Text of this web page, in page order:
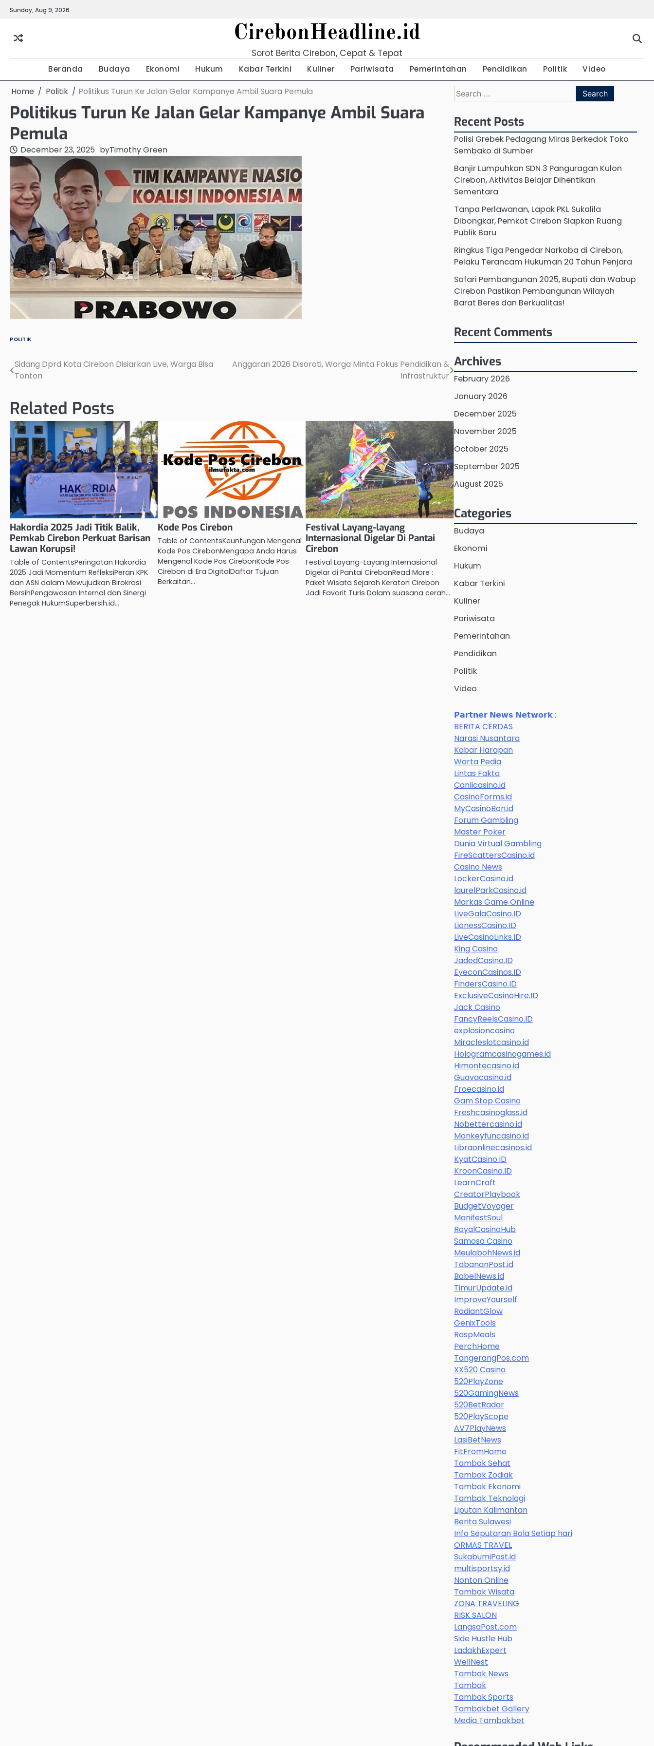
SkipSunday, Aug 9, 2026
CirebonHeadline.id
Sorot Berita Cirebon, Cepat & Tepat
Beranda Budaya Ekonomi Hukum Kabar Terkini Kuliner Pariwisata Pemerintahan Pendidikan Politik Video
Home Politik Politikus Turun Ke Jalan Gelar Kampanye Ambil Suara Pemula
Politikus Turun Ke Jalan Gelar Kampanye Ambil Suara
Pemula
December 23, 2025 byTimothy Green
POLITIK
Post
Sidang Dprd Kota Cirebon Disiarkan Live, Warga Bisa
Tonton
Anggaran 2026 Disoroti, Warga Minta Fokus Pendidikan &
Infrastruktur
Related Posts
Hakordia 2025 Jadi Titik Balik,
Pemkab Cirebon Perkuat Barisan
Lawan Korupsi!
Table of ContentsPeringatan Hakordia
2025 Jadi Momentum RefleksiPeran KPK
dan ASN dalam Mewujudkan Birokrasi
BersihPengawasan Internal dan Sinergi
Penegak HukumSuperbersih.id…
Kode Pos Cirebon
Table of ContentsKeuntungan Mengenal
Kode Pos CirebonMengapa Anda Harus
Mengenal Kode Pos CirebonKode Pos
Cirebon di Era DigitalDaftar Tujuan
Berkaitan…
Festival Layang-layang
Internasional Digelar Di Pantai
Cirebon
Festival Layang-Layang Internasional
Digelar di Pantai CirebonRead More :
Paket Wisata Sejarah Keraton Cirebon
Jadi Favorit Turis Dalam suasana cerah…
Search
for:
Recent Posts
Polisi Grebek Pedagang Miras Berkedok Toko
Sembako di Sumber
Banjir Lumpuhkan SDN 3 Panguragan Kulon
Cirebon, Aktivitas Belajar Dihentikan
Sementara
Tanpa Perlawanan, Lapak PKL Sukalila
Dibongkar, Pemkot Cirebon Siapkan Ruang
Publik Baru
Ringkus Tiga Pengedar Narkoba di Cirebon,
Pelaku Terancam Hukuman 20 Tahun Penjara
Safari Pembangunan 2025, Bupati dan Wabup
Cirebon Pastikan Pembangunan Wilayah
Barat Beres dan Berkualitas!
Recent Comments
Archives
February 2026
January 2026
December 2025
November 2025
October 2025
September 2025
August 2025
Categories
Budaya
Ekonomi
Hukum
Kabar Terkini
Kuliner
Pariwisata
Pemerintahan
Pendidikan
Politik
Video
𝗣𝗮𝗿𝘁𝗻𝗲𝗿 𝗡𝗲𝘄𝘀 𝗡𝗲𝘁𝘄𝗼𝗿𝗸 :
BERITA CERDAS
Narasi Nusantara
Kabar Harapan
Warta Pedia
Lintas Fakta
Canlicasino.id
CasinoForms.id
MyCasinoBon.id
Forum Gambling
Master Poker
Dunia Virtual Gambling
FireScattersCasino.id
Casino News
LockerCasino.id
laurelParkCasino.id
Markas Game Online
LiveGalaCasino.ID
LionessCasino.ID
LiveCasinoLinks.ID
King Casino
JadedCasino.ID
EyeconCasinos.ID
FindersCasino.ID
ExclusiveCasinoHire.ID
Jack Casino
FancyReelsCasino.ID
explosioncasino
Miracleslotcasino.id
Hologramcasinogames.id
Himontecasino.id
Guavacasino.id
Froecasino.id
Gam Stop Casino
Freshcasinoglass.id
Nobettercasino.id
Monkeyfuncasino.id
Libraonlinecasinos.id
KyatCasino.ID
KroonCasino.ID
LearnCraft
CreatorPlaybook
BudgetVoyager
ManifestSoul
RoyalCasinoHub
Samosa Casino
MeulabohNews.id
TabananPost.id
BabelNews.id
TimurUpdate.id
ImproveYourself
RadiantGlow
GenixTools
RaspMeals
PerchHome
TangerangPos.com
XX520 Casino
520PlayZone
520GamingNews
520BetRadar
520PlayScope
AV7PlayNews
LasiBetNews
FitFromHome
Tambak Sehat
Tambak Zodiak
Tambak Ekonomi
Tambak Teknologi
Liputan Kalimantan
Berita Sulawesi
Info Seputaran Bola Setiap hari
ORMAS TRAVEL
SukabumiPost.id
multisportsy.id
Nonton Online
Tambak Wisata
ZONA TRAVELING
RISK SALON
LangsaPost.com
Side Hustle Hub
LadakhExpert
WellNest
Tambak News
Tambak
Tambak Sports
Tambakbet Gallery
Media Tambakbet